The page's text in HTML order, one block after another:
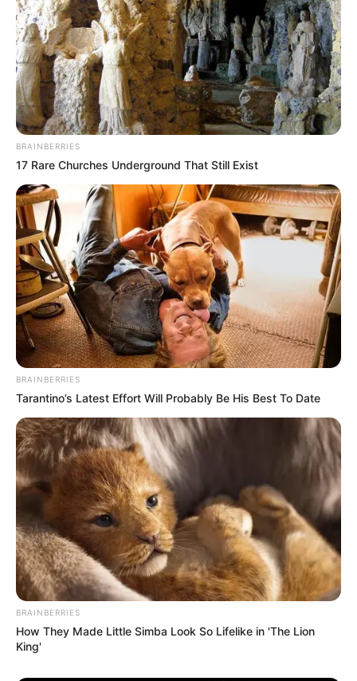
(foto: instagram/chahalgavie)
10. Peran Ayan, sahabat Radha sejak kecil yang
kemudian menjadi suaminya, dimainkan oleh aktor
tampan Rushiraj Pawar
BRAINBERRIES
17 Rare Churches Underground That Still Exist
BRAINBERRIES
Tarantino’s Latest Effort Will Probably Be His Best To Date
BRAINBERRIES
How They Made Little Simba Look So Lifelike in 'The Lion
King'